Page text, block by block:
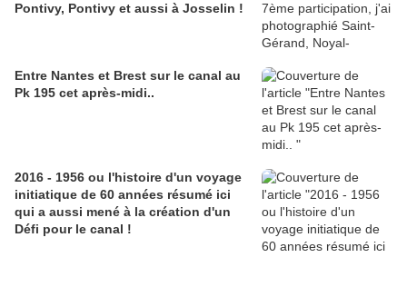
Pontivy, Pontivy et aussi à Josselin !
Entre Nantes et Brest sur le canal au
Pk 195 cet après-midi..
2016 - 1956 ou l'histoire d'un voyage
initiatique de 60 années résumé ici
qui a aussi mené à la création d'un
Défi pour le canal !